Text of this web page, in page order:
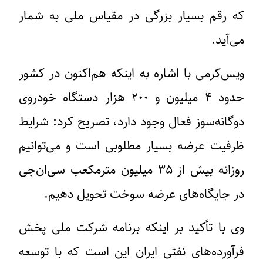
که رقم بسیار بزرگی در مقیاس ملی به شمار
می‌آید.
ویس‌کرمی با اشاره به اینکه هم‌اکنون در کشور
حدود ۴ میلیون و ۲۰۰ هزار دستگاه خودروی
دوگانه‌سوز فعال وجود دارد، تصریح کرد: شرایط
ظرفیت عرضه بسیار مطلوبی است و می‌توانیم
روزانه بیش از ۳۵ میلیون مترمکعب سی‌ان‌جی
در جایگاه‌های عرضه سوخت تحویل دهیم.
وی با تأکید بر اینکه برنامه شرکت ملی پخش
فرآورده‌های نفتی ایران این است که با توسعه